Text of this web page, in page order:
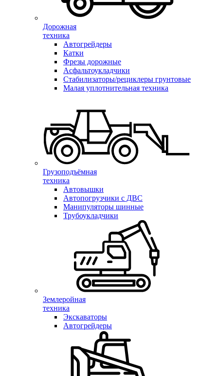
Дорожная
техника
Автогрейдеры
Катки
Фрезы дорожные
Асфальтоукладчики
Стабилизаторы/рециклеры грунтовые
Малая уплотнительная техника
Грузоподъёмная
техника
Автовышки
Автопогрузчики с ДВС
Манипуляторы шинные
Трубоукладчики
Землеройная
техника
Экскаваторы
Автогрейдеры